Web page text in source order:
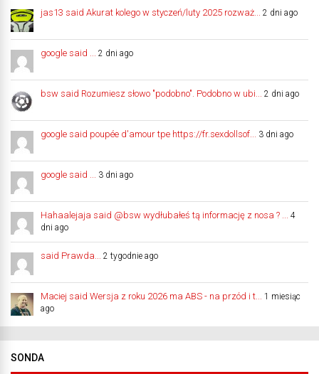
jas13 said Akurat kolego w styczeń/luty 2025 rozważ... 2 dni ago
google said ... 2 dni ago
bsw said Rozumiesz słowo "podobno". Podobno w ubi... 2 dni ago
google said poupée d'amour tpe https://fr.sexdollsof... 3 dni ago
google said ... 3 dni ago
Hahaalejaja said @bsw wydłubałeś tą informację z nosa ? ...
4
dni ago
said Prawda... 2 tygodnie ago
Maciej said Wersja z roku 2026 ma ABS - na przód i t...
1 miesiąc
ago
SONDA